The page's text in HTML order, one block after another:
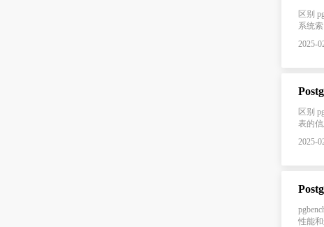
区别
系统
2025-
区别
表的信
2025-
性能